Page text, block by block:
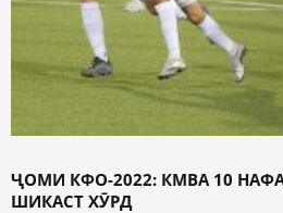
ҶОМИ КФО-2022: КМВА 10
ШИКАСТ ХӮРД